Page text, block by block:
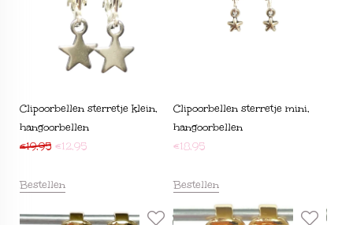
Clipoorbellen sterretje klein,
hangoorbellen
€19,95 €12,95
Bestellen
Clipoorbellen sterretje mini,
hangoorbellen
€18,95
Bestellen